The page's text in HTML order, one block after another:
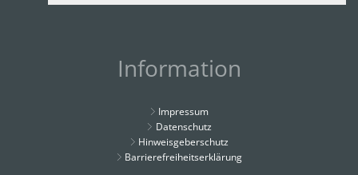
Information
Impressum
Datenschutz
Hinweisgeberschutz
Barrierefreiheitserklärung